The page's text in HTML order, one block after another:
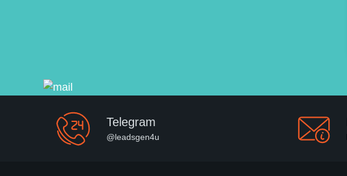
Telegram
@leadsgen4u